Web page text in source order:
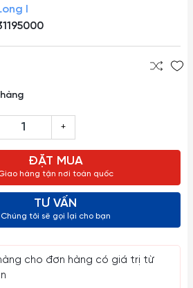
I
+
ĐẶT MUA
hàng tận nơi toàn quốc
TƯ VẤN
Chúng tôi sẽ gọi lại cho bạn
cho đơn hàng có giá trị từ